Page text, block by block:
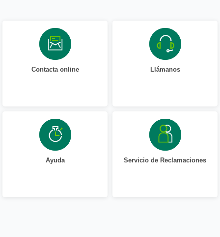
Contacta online Llámanos
Ayuda Servicio de Reclamaciones